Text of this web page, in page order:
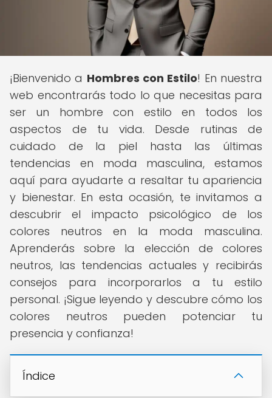
¡Bienvenido a Hombres con Estilo! En nuestra
web encontrarás todo lo que necesitas para
ser un hombre con estilo en todos los
aspectos de tu vida. Desde rutinas de
cuidado de la piel hasta las últimas
tendencias en moda masculina, estamos
aquí para ayudarte a resaltar tu apariencia
y bienestar. En esta ocasión, te invitamos a
descubrir el impacto psicológico de los
colores neutros en la moda masculina.
Aprenderás sobre la elección de colores
neutros, las tendencias actuales y recibirás
consejos para incorporarlos a tu estilo
personal. ¡Sigue leyendo y descubre cómo los
colores neutros pueden potenciar tu
presencia y confianza!
Índice